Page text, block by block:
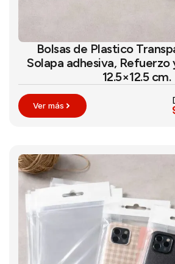
Bolsas de Plastico
Solapa adhesiva,
12.5×12.5 cm.
Ver más